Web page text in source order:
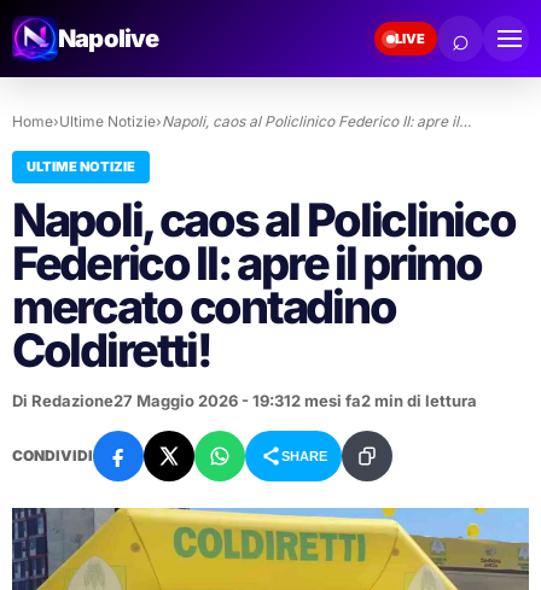
Napolive LIVE ⌕
Home›Ultime Notizie›Napoli, caos al Policlinico Federico II: apre il…
ULTIME NOTIZIE
Napoli, caos al Policlinico
Federico II: apre il primo
mercato contadino
Coldiretti!
Di Redazione27 Maggio 2026 - 19:312 mesi fa2 min di lettura
CONDIVIDI SHARE